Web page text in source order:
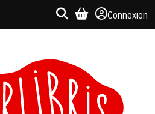
Connexion